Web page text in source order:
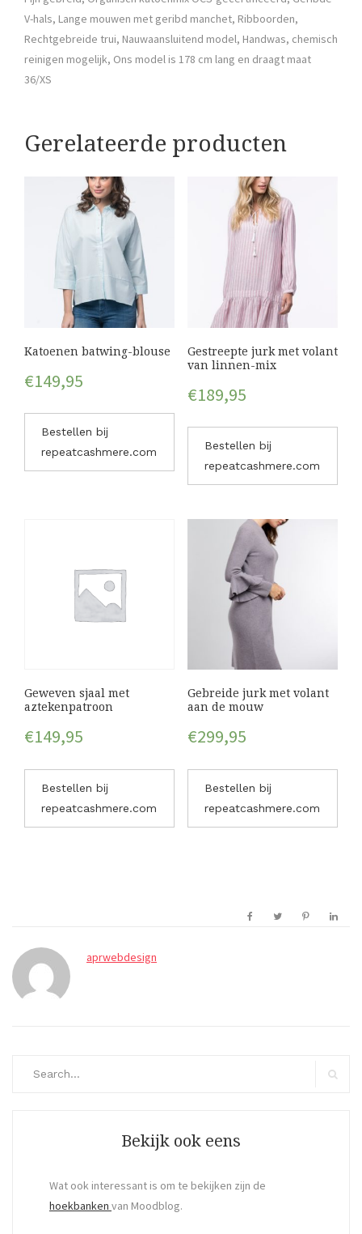
V-hals, Lange mouwen met geribd manchet, Ribboorden,
Rechtgebreide trui, Nauwaansluitend model, Handwas, chemisch
reinigen mogelijk, Ons model is 178 cm lang en draagt maat
36/XS
Gerelateerde producten
Katoenen batwing-blouse
€149,95
Bestellen bij
repeatcashmere.com
Gestreepte jurk met volant
van linnen-mix
€189,95
Bestellen bij
repeatcashmere.com
Geweven sjaal met
aztekenpatroon
€149,95
Bestellen bij
repeatcashmere.com
Gebreide jurk met volant
aan de mouw
€299,95
Bestellen bij
repeatcashmere.com
aprwebdesign
Bekijk ook eens
Wat ook interessant is om te bekijken zijn de
hoekbanken van Moodblog.